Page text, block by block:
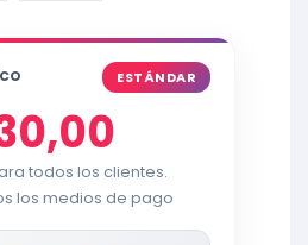
ESTÁNDAR
todos los clientes.
los medios de pago